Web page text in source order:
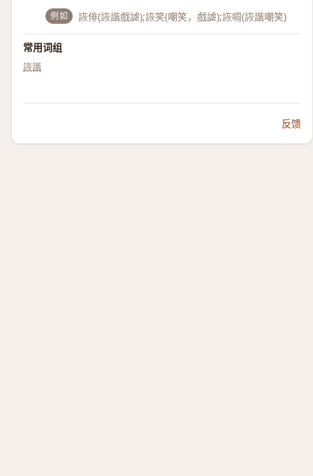
例如 詼俳(詼諧戲謔);詼笑(嘲笑，戲謔);詼啁(詼諧嘲笑)
常用词组
詼諧
反馈